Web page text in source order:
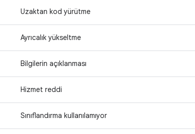
Uzaktan kod yürütme
Ayrıcalık yükseltme
Bilgilerin açıklanması
Hizmet reddi
Sınıflandırma kullanılamıyor